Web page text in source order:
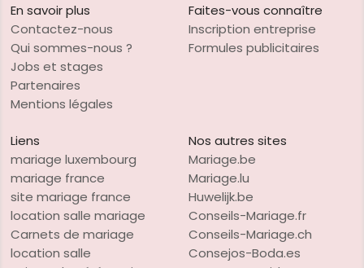
En savoir plus
Contactez-nous
Qui sommes-nous ?
Jobs et stages
Partenaires
Mentions légales
Faites-vous connaître
Inscription entreprise
Formules publicitaires
Liens
mariage luxembourg
mariage france
site mariage france
location salle mariage
Carnets de mariage
location salle
Nos autres sites
Mariage.be
Mariage.lu
Huwelijk.be
Conseils-Mariage.fr
Conseils-Mariage.ch
Consejos-Boda.es